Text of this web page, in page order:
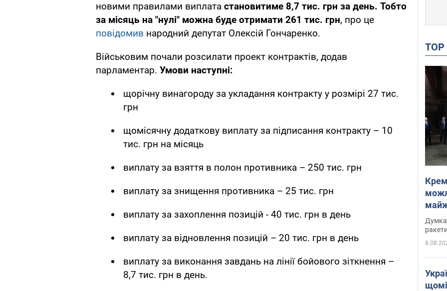
новими правилами виплата становитиме 8,7 тис. грн за день. Тобто
за місяць на "нулі" можна буде отримати 261 тис. грн, про це
повідомив народний депутат Олексій Гончаренко.
Військовим почали розсилати проект контрактів, додав
парламентар. Умови наступні:
щорічну винагороду за укладання контракту у розмірі 27 тис.
грн
щомісячну додаткову виплату за підписання контракту – 10
тис. грн на місяць
виплату за взяття в полон противника – 250 тис. грн
виплату за знищення противника – 25 тис. грн
виплату за захоплення позицій - 40 тис. грн в день
виплату за відновлення позицій – 20 тис. грн в день
виплату за виконання завдань на лінії бойового зіткнення –
8,7 тис. грн в день.
Думка,